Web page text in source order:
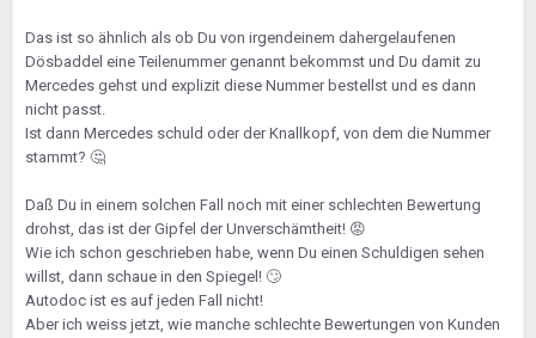
Das ist so ähnlich als ob Du von irgendeinem dahergelaufenen
Dösbaddel eine Teilenummer genannt bekommst und Du damit zu
Mercedes gehst und explizit diese Nummer bestellst und es dann
nicht passt.
Ist dann Mercedes schuld oder der Knallkopf, von dem die Nummer
stammt? 🤔
Daß Du in einem solchen Fall noch mit einer schlechten Bewertung
drohst, das ist der Gipfel der Unverschämtheit! 😡
Wie ich schon geschrieben habe, wenn Du einen Schuldigen sehen
willst, dann schaue in den Spiegel! 🙄
Autodoc ist es auf jeden Fall nicht!
Aber ich weiss jetzt, wie manche schlechte Bewertungen von Kunden